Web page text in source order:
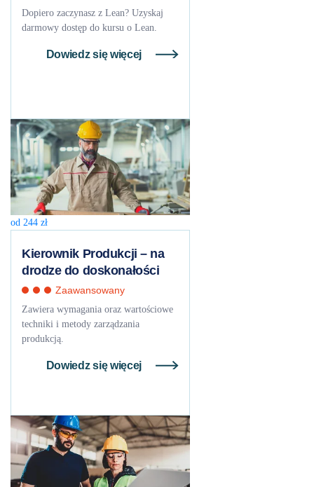
Dopiero zaczynasz z Lean? Uzyskaj
darmowy dostęp do kursu o Lean.
Dowiedz się więcej
od 244 zł
Kierownik Produkcji – na
drodze do doskonałości
Zaawansowany
Zawiera wymagania oraz wartościowe
techniki i metody zarządzania
produkcją.
Dowiedz się więcej